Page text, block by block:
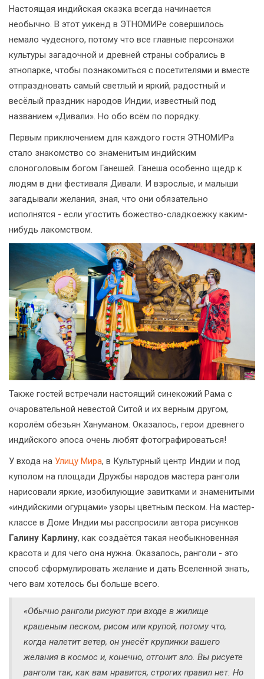
Настоящая индийская сказка всегда начинается
необычно. В этот уикенд в ЭТНОМИРе совершилось
немало чудесного, потому что все главные персонажи
культуры загадочной и древней страны собрались в
этнопарке, чтобы познакомиться с посетителями и вместе
отпраздновать самый светлый и яркий, радостный и
весёлый праздник народов Индии, известный под
названием «Дивали». Но обо всём по порядку.
Первым приключением для каждого гостя ЭТНОМИРа
стало знакомство со знаменитым индийским
слоноголовым богом Ганешей. Ганеша особенно щедр к
людям в дни фестиваля Дивали. И взрослые, и малыши
загадывали желания, зная, что они обязательно
исполнятся - если угостить божество-сладкоежку каким-
нибудь лакомством.
Также гостей встречали настоящий синекожий Рама с
очаровательной невестой Ситой и их верным другом,
королём обезьян Хануманом. Оказалось, герои древнего
индийского эпоса очень любят фотографироваться!
У входа на Улицу Мира, в Культурный центр Индии и под
куполом на площади Дружбы народов мастера ранголи
нарисовали яркие, изобилующие завитками и знаменитыми
«индийскими огурцами» узоры цветным песком. На мастер-
классе в Доме Индии мы расспросили автора рисунков
Галину Карлину, как создаётся такая необыкновенная
красота и для чего она нужна. Оказалось, ранголи - это
способ сформулировать желание и дать Вселенной знать,
чего вам хотелось бы больше всего.
«Обычно ранголи рисуют при входе в жилище
крашеным песком, рисом или крупой, потому что,
когда налетит ветер, он унесёт крупинки вашего
желания в космос и, конечно, отгонит зло. Вы рисуете
ранголи так, как вам нравится, строгих правил нет. Но